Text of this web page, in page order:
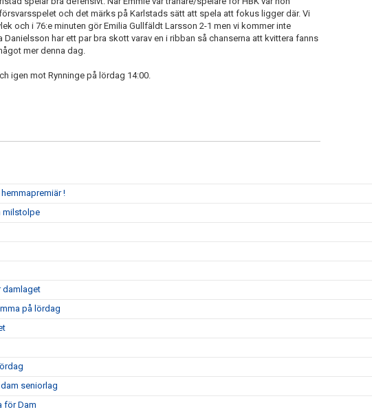
och det märks på Karlstads sätt att spela att fokus ligger där. Vi
och i 76:e minuten gör Emilia Gullfäldt Larsson 2-1 men vi kommer inte
Danielsson har ett par bra skott varav en i ribban så chanserna att kvittera fanns
mer denna dag.
igen mot Rynninge på lördag 14:00.
!
milstolpe
damlaget
på lördag
seniorlag
för Dam